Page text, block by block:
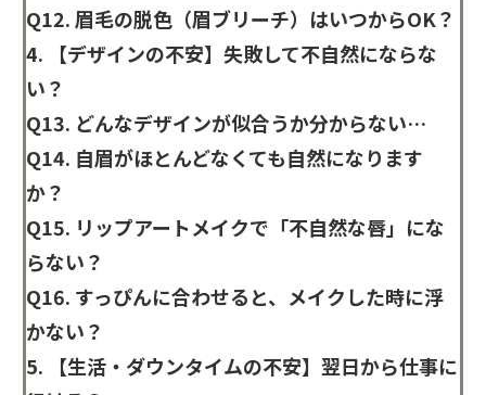
Q12. 眉毛の脱色（眉ブリーチ）はいつからOK？
4. 【デザインの不安】失敗して不自然にならな
い？
Q13. どんなデザインが似合うか分からない…
Q14. 自眉がほとんどなくても自然になります
か？
Q15. リップアートメイクで「不自然な唇」にな
らない？
Q16. すっぴんに合わせると、メイクした時に浮
かない？
5. 【生活・ダウンタイムの不安】翌日から仕事に